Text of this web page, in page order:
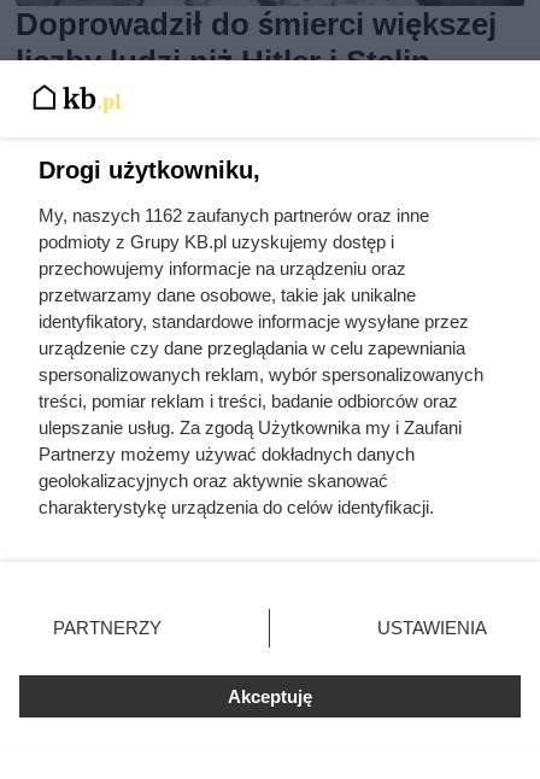
Doprowadził do śmierci większej
liczby ludzi niż Hitler i Stalin
razem wzięci. Mimo to czczą go
domu 140 m²
Drogi użytkowniku,
My, naszych 1162 zaufanych partnerów oraz inne
podmioty z Grupy KB.pl uzyskujemy dostęp i
przechowujemy informacje na urządzeniu oraz
przetwarzamy dane osobowe, takie jak unikalne
identyfikatory, standardowe informacje wysyłane przez
urządzenie czy dane przeglądania w celu zapewniania
spersonalizowanych reklam, wybór spersonalizowanych
treści, pomiar reklam i treści, badanie odbiorców oraz
ulepszanie usług. Za zgodą Użytkownika my i Zaufani
Partnerzy możemy używać dokładnych danych
geolokalizacyjnych oraz aktywnie skanować
charakterystykę urządzenia do celów identyfikacji.
zmienić/wycofać klikając przycisk ustawień prywatności
znajdujący się w lewym dolnym rogu strony. Niektóre
użytkownika, ale masz prawo sprzeciwić się takiemu
przetwarzaniu. Preferencje będą miały zastosowania tylko
PARTNERZY USTAWIENIA
Akceptuję